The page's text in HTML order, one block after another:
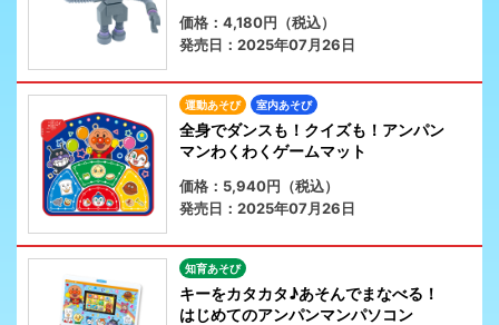
価格：4,180円（税込）
発売日：2025年07月26日
運動あそび 室内あそび
全身でダンスも！クイズも！アンパン
マンわくわくゲームマット
価格：5,940円（税込）
発売日：2025年07月26日
知育あそび
キーをカタカタ♪あそんでまなべる！
はじめてのアンパンマンパソコン